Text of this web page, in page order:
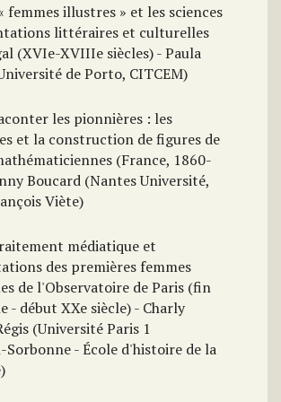
femmes illustres » et les sciences
littéraires et culturelles
(XVIe-XVIIIe siècles) - Paula
de Porto, CITCEM)
les pionnières : les
et la construction de figures de
(France, 1860-
Boucard (Nantes Université,
Viète)
médiatique et
des premières femmes
de l'Observatoire de Paris (fin
- début XXe siècle) - Charly
(Université Paris 1
Sorbonne - École d'histoire de la